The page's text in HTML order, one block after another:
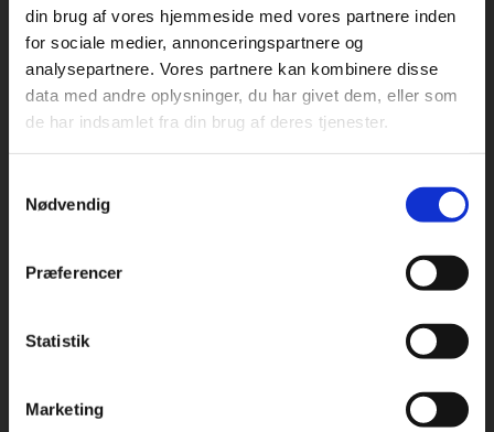
din brug af vores hjemmeside med vores partnere inden
for sociale medier, annonceringspartnere og
analysepartnere. Vores partnere kan kombinere disse
data med andre oplysninger, du har givet dem, eller som
de har indsamlet fra din brug af deres tjenester.
Nødvendig
Præferencer
Statistik
Marketing
Praxis Forlag A/S
CVR 41280921
Vognmagergade 7, 5. sal
Odense
6230 Rødekro
For privatkunder og
studerende. Du får
vist priser inkl.
For institutioner og
virksomheder. Du
får vist priser ekskl.